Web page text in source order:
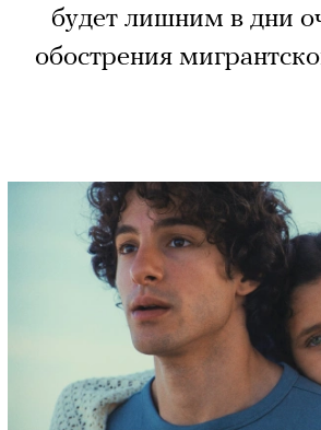
будет лишним в дни
обострения